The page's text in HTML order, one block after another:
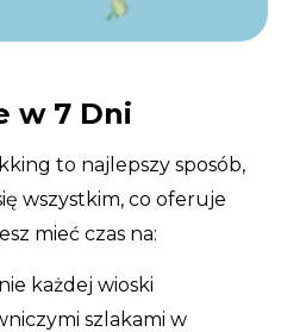
w 7 Dni
to najlepszy sposób,
wszystkim, co oferuje
mieć czas na:
każdej wioski
szlakami w